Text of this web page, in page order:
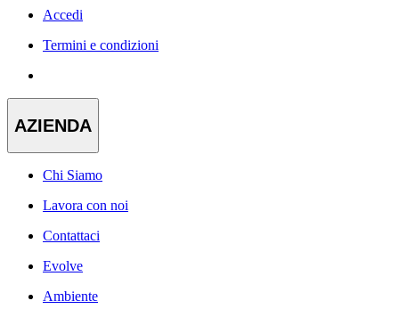
Accedi
Termini e condizioni
AZIENDA
Chi Siamo
Lavora con noi
Contattaci
Evolve
Ambiente